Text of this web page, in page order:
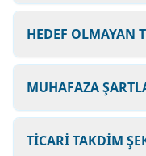
HEDEF OLMAYAN
MUHAFAZA
TİCARİ TAKDİM